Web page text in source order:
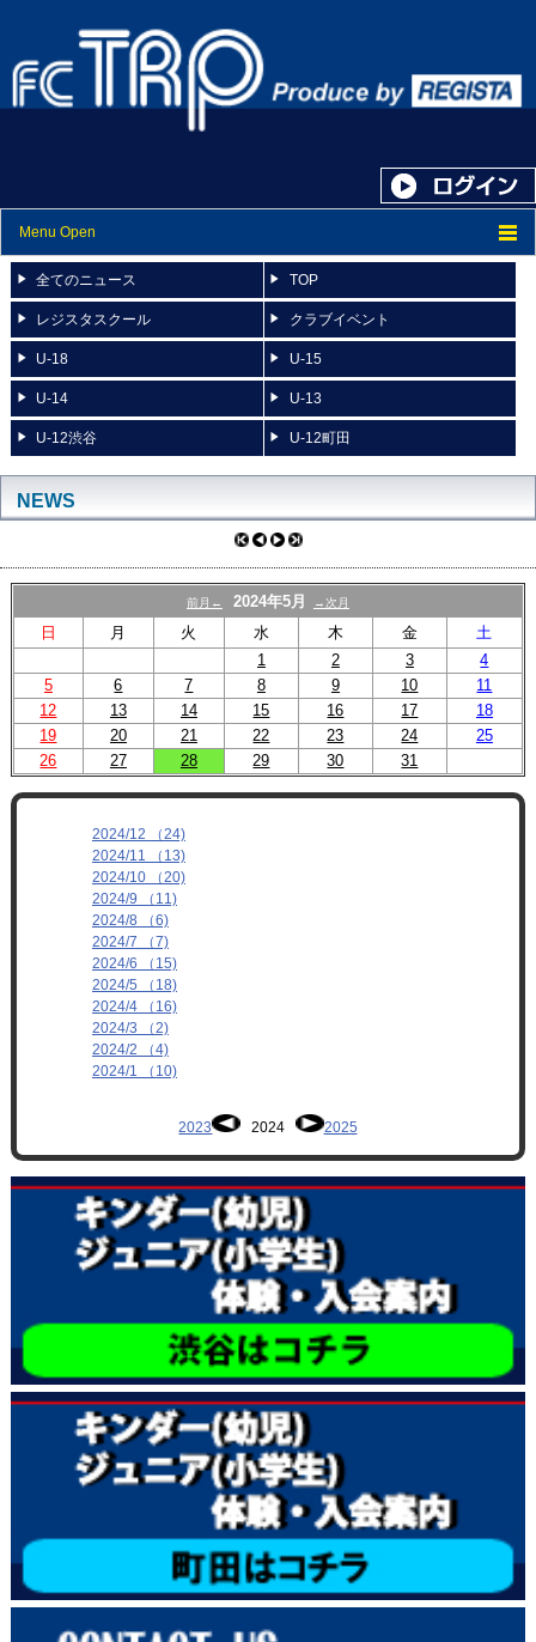
Menu Open
トップ
ニュース
スケジュール
スタッフ紹介
プロフィール
リンク
全てのニュース TOP
レジスタスクール クラブイベント
U-18 U-15
U-14 U-13
U-12渋谷 U-12町田
NEWS
前月← 2024年5月 →次月
日 月 火 水 木 金
土
1
2 3
4
5
6 7 8 9 10
11
12
13 14 15 16 17
18
19
20 21 22 23 24
25
26
27 28 29 30 31
2024/12 （24)
2024/11 （13)
2024/10 （20)
2024/9 （11)
2024/8 （6)
2024/7 （7)
2024/6 （15)
2024/5 （18)
2024/4 （16)
2024/3 （2)
2024/2 （4)
2024/1 （10)
2023 2024 2025